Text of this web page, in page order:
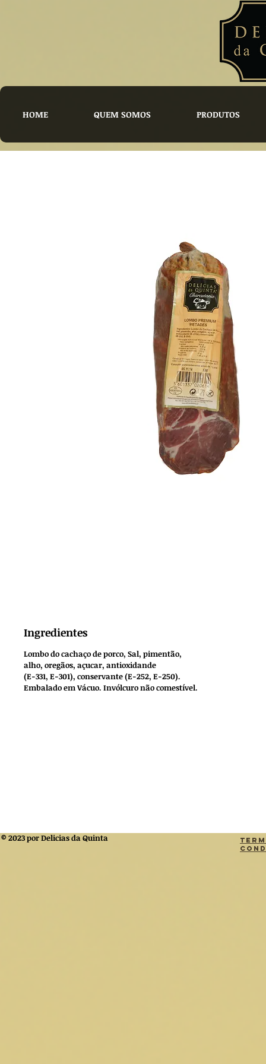
HOME QUEM SOMOS PRODUTOS
Ingredientes
Lombo do cachaço de porco, Sal, pimentão,
alho, oregãos, açucar, antioxidande
(E-331, E-301), conservante (E-252, E-250).
Embalado em Vácuo. Invólcuro não comestível.
© 2023 por Delicias da Quinta